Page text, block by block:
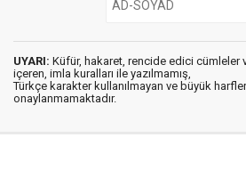
UYARI: Küfür, hakaret, rencide edici cümleler
içeren, imla kuralları ile yazılmamış,
Türkçe karakter kullanılmayan ve büyük
onaylanmamaktadır.